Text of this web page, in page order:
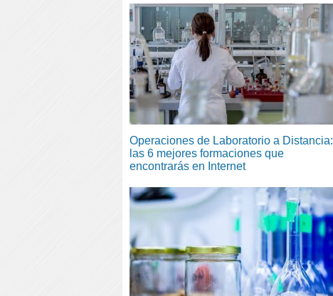
Operaciones de Laboratorio a Distancia:
las 6 mejores formaciones que
encontrarás en Internet